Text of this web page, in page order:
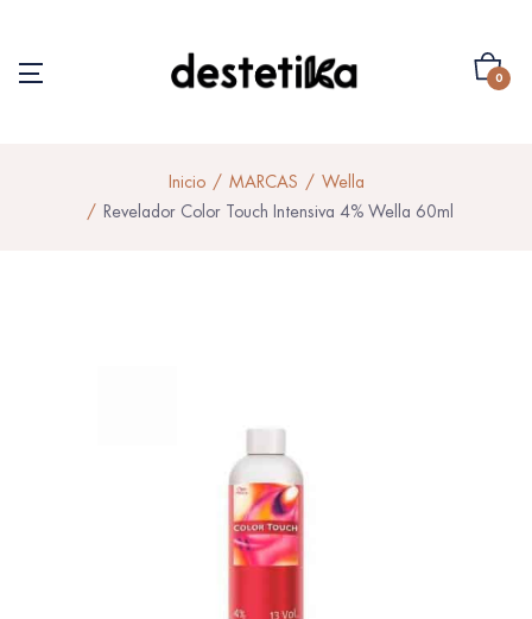
0
Inicio MARCAS
Wella
Revelador Color Touch Intensiva 4% Wella 60ml